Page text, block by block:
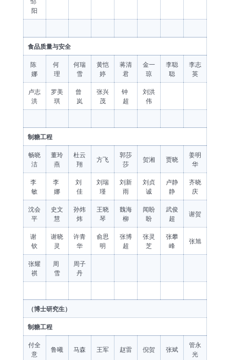
阳
食品质量与安全
陈
娜
何
理
何瑞
雪
黄恺
婷
蒋清
君
金一
琼
李聪
聪
李志
英
卢志
洪
罗美
琪
曾
岚
张兴
茂
钟
超
刘洪
伟
制糖工程
畅晓
洁
董玲
燕
杜云
翔
方飞
郭莎
莎
贺湘 贾晓
姜明
华
李
敏
李
娜
刘
佳
刘瑞
瑾
刘新
雨
刘贞
诚
卢静
静
齐晓
庆
沈会
平
史文
慧
孙炜
炜
王晓
琴
魏海
柳
闻盼
盼
武俊
超
谢贺
谢
钦
谢晓
灵
许青
华
俞思
明
张博
超
张灵
芝
张攀
峰
张旭
张耀
祺
周
雪
周子
丹
（博士研究生）
制糖工程
付全
意
鲁曦 马森 王军 赵雷 倪贺 张斌
管永
光